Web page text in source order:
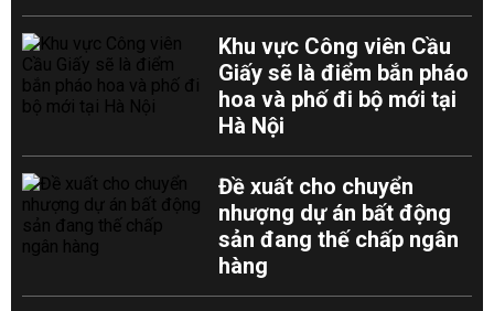
Khu vực Công viên Cầu
Giấy sẽ là điểm bắn pháo
hoa và phố đi bộ mới tại
Hà Nội
Đề xuất cho chuyển
nhượng dự án bất động
sản đang thế chấp ngân
hàng